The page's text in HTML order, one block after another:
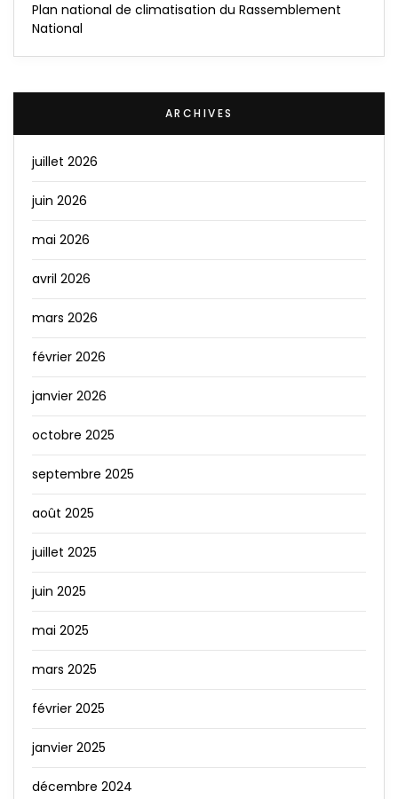
Plan national de climatisation du Rassemblement
National
ARCHIVES
juillet 2026
juin 2026
mai 2026
avril 2026
mars 2026
février 2026
janvier 2026
octobre 2025
septembre 2025
août 2025
juillet 2025
juin 2025
mai 2025
mars 2025
février 2025
janvier 2025
décembre 2024